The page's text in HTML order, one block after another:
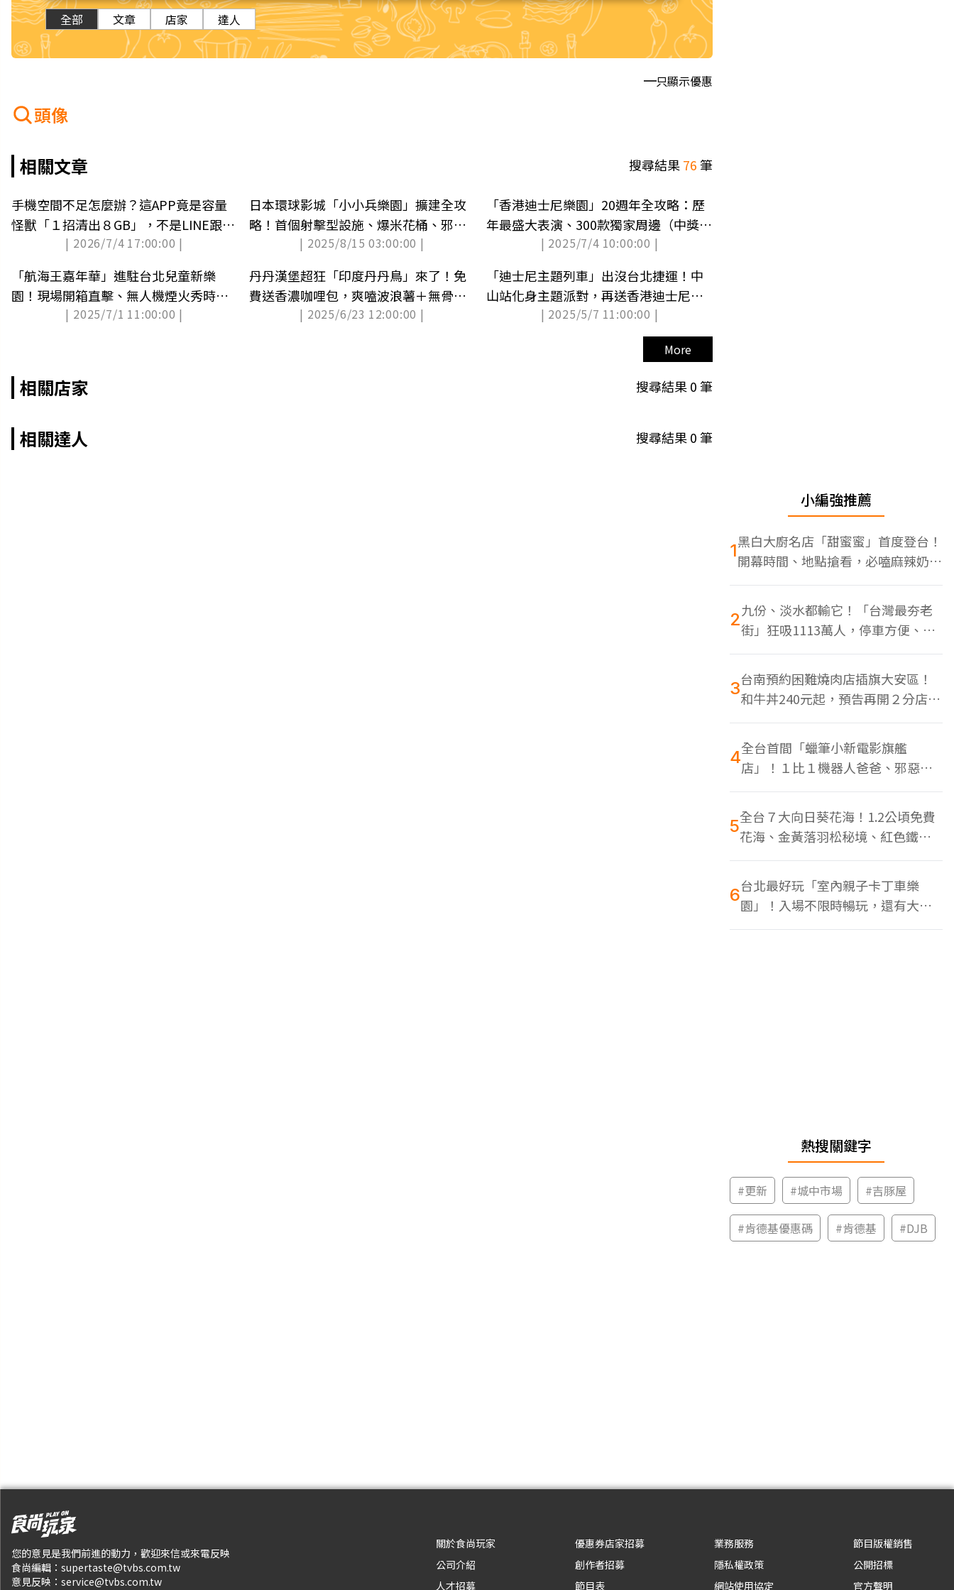
全部 文章 店家 達人
只顯示優惠
頭像
相關文章 搜尋結果76筆
手機空間不足怎麼辦？這APP竟是容量
怪獸「１招清出８GB」，不是LINE跟相
| 2026/7/4 17:00:00 |
日本環球影城「小小兵樂園」擴建全攻
略！首個射擊型設施、爆米花桶、邪惡
周邊（中獎公布）
| 2025/8/15 03:00:00 |
「香港迪士尼樂園」20週年全攻略：歷
年最盛大表演、300款獨家周邊（中獎公
| 2025/7/4 10:00:00 |
「航海王嘉年華」進駐台北兒童新樂
園！現場開箱直擊、無人機煙火秀時間
| 2025/7/1 11:00:00 |
丹丹漢堡超狂「印度丹丹鳥」來了！免
費送香濃咖哩包，爽嗑波浪薯＋無骨雞
| 2025/6/23 12:00:00 |
「迪士尼主題列車」出沒台北捷運！中
山站化身主題派對，再送香港迪士尼門
| 2025/5/7 11:00:00 |
More
相關店家 搜尋結果0筆
相關達人 搜尋結果0筆
小編強推薦
1黑白大廚名店「甜蜜蜜」首度登台！
開幕時間、地點搶看，必嗑麻辣奶油
蝦
2九份、淡水都輸它！「台灣最夯老
街」狂吸1113萬人，停車方便、特
色美食多
3台南預約困難燒肉店插旗大安區！
和牛丼240元起，預告再開２分店、
地點曝光
4全台首間「蠟筆小新電影旗艦
店」！１比１機器人爸爸、邪惡正
男，百款周邊買翻
5全台７大向日葵花海！1.2公頃免費
花海、金黃落羽松秘境、紅色鐵橋
同框
6台北最好玩「室內親子卡丁車樂
園」！入場不限時暢玩，還有大螢
幕Switch遊戲區
熱搜關鍵字
#更新 #城中市場 #吉豚屋
#肯德基優惠碼 #肯德基 #DJB
您的意見是我們前進的動力，歡迎來信或來電反映
食尚編輯： supertaste@tvbs.com.tw
意見反映： service@tvbs.com.tw
關於食尚玩家
公司介紹
人才招募
優惠券店家招募
創作者招募
節目表
業務服務
隱私權政策
網站使用協定
節目版權銷售
公開招標
官方聲明